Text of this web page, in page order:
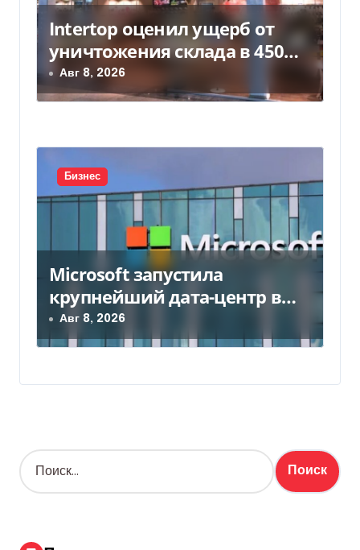
Intertop оценил ущерб от
уничтожения склада в 450
млн грн
Авг 8, 2026
Бизнес
Microsoft запустила
крупнейший дата-центр в
Индии за $20,5 миллиарда
Авг 8, 2026
Н
а
: